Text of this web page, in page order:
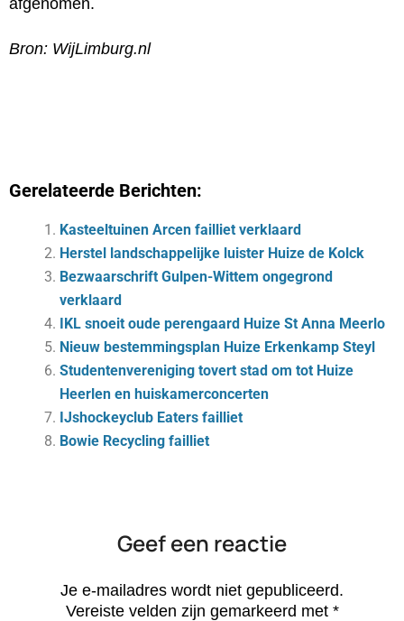
afgenomen.
Bron: WijLimburg.nl
Gerelateerde Berichten:
Kasteeltuinen Arcen failliet verklaard
Herstel landschappelijke luister Huize de Kolck
Bezwaarschrift Gulpen-Wittem ongegrond
verklaard
IKL snoeit oude perengaard Huize St Anna Meerlo
Nieuw bestemmingsplan Huize Erkenkamp Steyl
Studentenvereniging tovert stad om tot Huize
Heerlen en huiskamerconcerten
IJshockeyclub Eaters failliet
Bowie Recycling failliet
Geef een reactie
Je e-mailadres wordt niet gepubliceerd.
Vereiste velden zijn gemarkeerd met *